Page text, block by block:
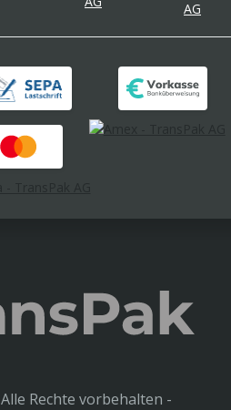
Rechte vorbehalten -